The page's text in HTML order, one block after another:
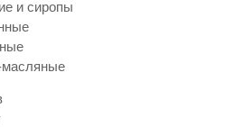
и сиропы